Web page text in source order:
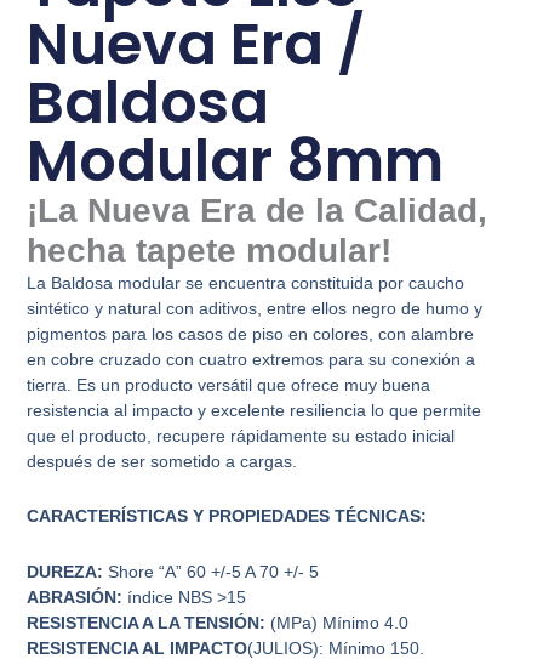
Nueva Era /
Baldosa
Modular 8mm
¡La Nueva Era de la Calidad,
hecha tapete modular!
La Baldosa modular se encuentra constituida por caucho
sintético y natural con aditivos, entre ellos negro de humo y
pigmentos para los casos de piso en colores, con alambre
en cobre cruzado con cuatro extremos para su conexión a
tierra. Es un producto versátil que ofrece muy buena
resistencia al impacto y excelente resiliencia lo que permite
que el producto, recupere rápidamente su estado inicial
después de ser sometido a cargas.
CARACTERÍSTICAS Y PROPIEDADES TÉCNICAS:
DUREZA: Shore “A” 60 +/-5 A 70 +/- 5
ABRASIÓN: índice NBS >15
RESISTENCIA A LA TENSIÓN: (MPa) Mínimo 4.0
RESISTENCIA AL IMPACTO(JULIOS): Mínimo 150.